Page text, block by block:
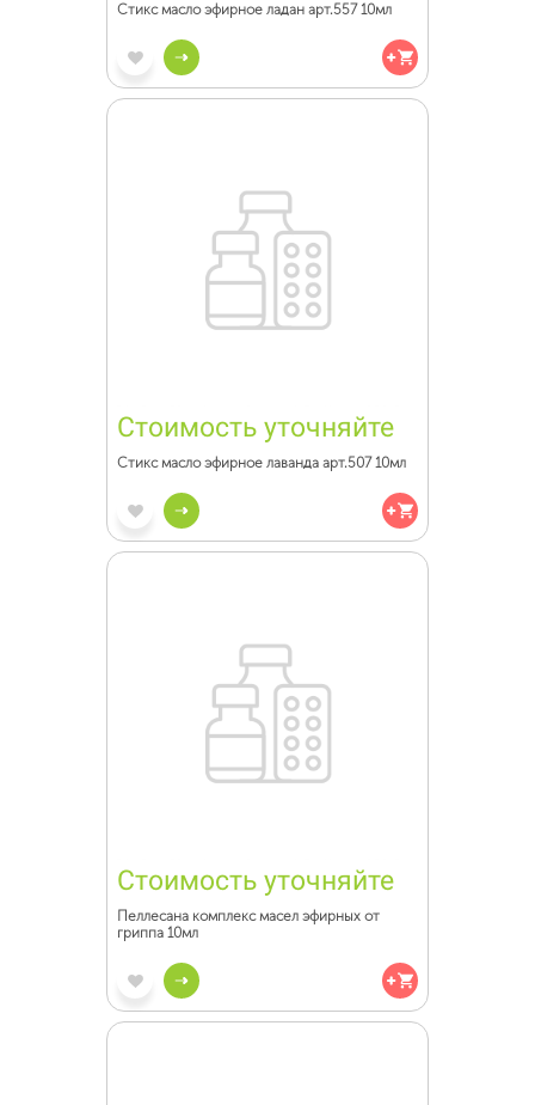
Стикс масло эфирное ладан арт.557 10мл
Стоимость уточняйте
Стикс масло эфирное лаванда арт.507 10мл
Стоимость уточняйте
Пеллесана комплекс масел эфирных от
гриппа 10мл